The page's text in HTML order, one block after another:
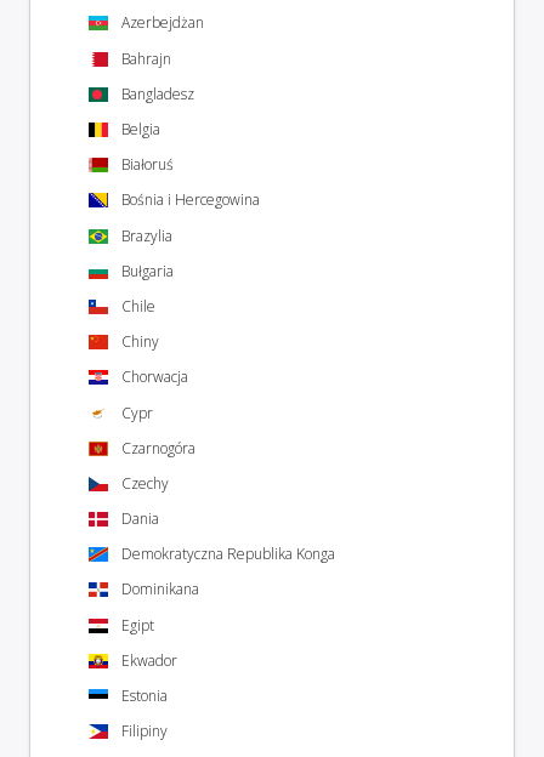
Azerbejdżan
Bahrajn
Bangladesz
Belgia
Białoruś
Bośnia i Hercegowina
Brazylia
Bułgaria
Chile
Chiny
Chorwacja
Cypr
Czarnogóra
Czechy
Dania
Demokratyczna Republika Konga
Dominikana
Egipt
Ekwador
Estonia
Filipiny